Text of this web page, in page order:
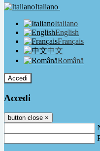
Italiano
Italiano
English
Français
中文
Română
Accedi
Accedi
button close ×